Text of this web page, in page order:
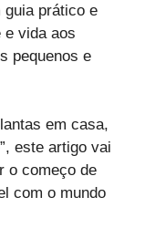
guia prático e
e vida aos
pequenos e
em casa,
este artigo vai
o começo de
com o mundo